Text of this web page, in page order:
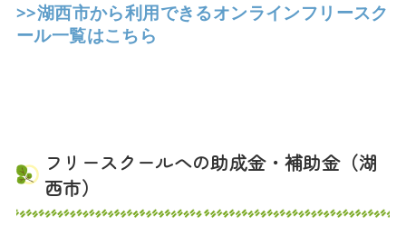
>>湖西市から利用できるオンラインフリースク
ール一覧はこちら
フリースクールへの助成金・補助金（湖
西市）